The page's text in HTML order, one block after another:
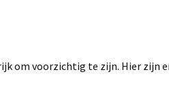
om voorzichtig te zijn. Hier zijn